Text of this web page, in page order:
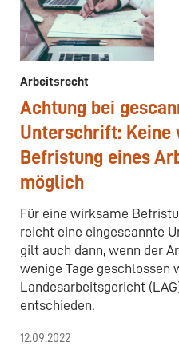
Arbeitsrecht
Achtung bei
Unterschrift: Keine
Befristung eines
möglich
Für eine wirksame
reicht eine eingescannte
gilt auch dann, wenn der
wenige Tage geschlossen
Landesarbeitsgericht
entschieden.
12.09.2022